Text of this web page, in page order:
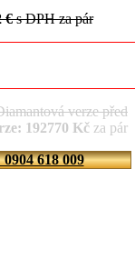
€s DPH za pár
verze před
192770 Kč za pár
618 009